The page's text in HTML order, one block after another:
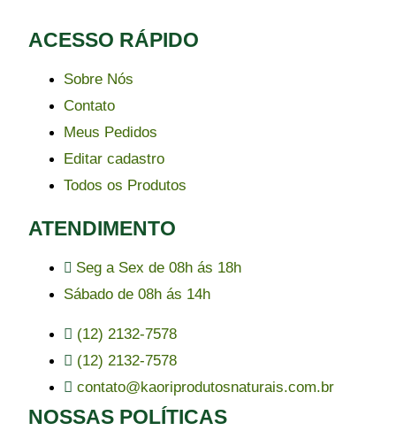
ACESSO RÁPIDO​
Sobre Nós
Contato
Meus Pedidos
Editar cadastro
Todos os Produtos
ATENDIMENTO
Seg a Sex de 08h ás 18h
Sábado de 08h ás 14h
(12) 2132-7578
(12) 2132-7578
contato@kaoriprodutosnaturais.com.br
NOSSAS POLÍTICAS